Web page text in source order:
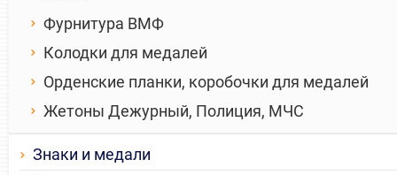
Фурнитура ВМФ
Колодки для медалей
Орденские планки, коробочки для медалей
Жетоны Дежурный, Полиция, МЧС
Знаки и медали